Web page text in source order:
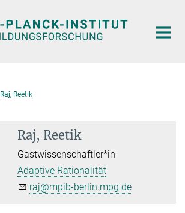
Raj, Reetik
Raj, Reetik
Gastwissenschaftler*in
Adaptive Rationalität
raj@mpib-berlin.mpg.de